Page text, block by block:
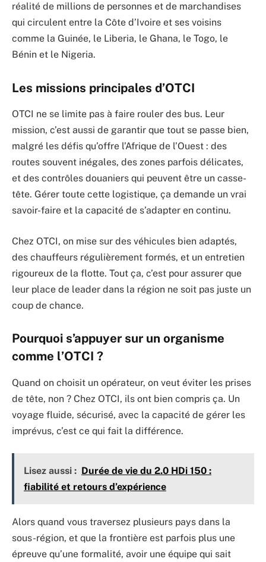
réalité de millions de personnes et de marchandises
qui circulent entre la Côte d’Ivoire et ses voisins
comme la Guinée, le Liberia, le Ghana, le Togo, le
Bénin et le Nigeria.
Les missions principales d’OTCI
OTCI ne se limite pas à faire rouler des bus. Leur
mission, c’est aussi de garantir que tout se passe bien,
malgré les défis qu’offre l’Afrique de l’Ouest : des
routes souvent inégales, des zones parfois délicates,
et des contrôles douaniers qui peuvent être un casse-
tête. Gérer toute cette logistique, ça demande un vrai
savoir-faire et la capacité de s’adapter en continu.
Chez OTCI, on mise sur des véhicules bien adaptés,
des chauffeurs régulièrement formés, et un entretien
rigoureux de la flotte. Tout ça, c’est pour assurer que
leur place de leader dans la région ne soit pas juste un
coup de chance.
Pourquoi s’appuyer sur un organisme
comme l’OTCI ?
Quand on choisit un opérateur, on veut éviter les prises
de tête, non ? Chez OTCI, ils ont bien compris ça. Un
voyage fluide, sécurisé, avec la capacité de gérer les
imprévus, c’est ce qui fait la différence.
Lisez aussi : Durée de vie du 2.0 HDi 150 :
fiabilité et retours d’expérience
Alors quand vous traversez plusieurs pays dans la
sous-région, et que la frontière est parfois plus une
épreuve qu’une formalité, avoir une équipe qui sait